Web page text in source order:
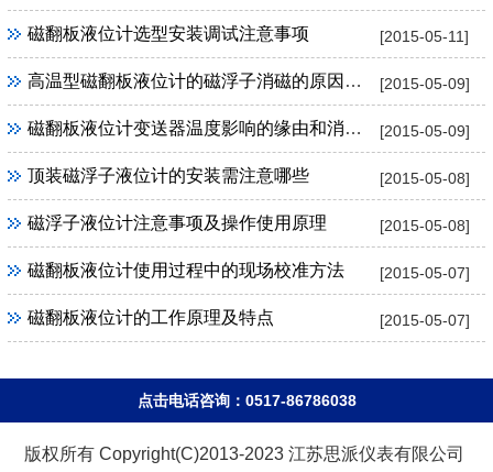
[2015-05-11]
磁翻板液位计选型安装调试注意事项
[2015-05-09]
高温型磁翻板液位计的磁浮子消磁的原因及解决
[2015-05-09]
磁翻板液位计变送器温度影响的缘由和消除办法
[2015-05-08]
顶装磁浮子液位计的安装需注意哪些
[2015-05-08]
磁浮子液位计注意事项及操作使用原理
[2015-05-07]
磁翻板液位计使用过程中的现场校准方法
[2015-05-07]
磁翻板液位计的工作原理及特点
点击电话咨询：0517-86786038
版权所有 Copyright(C)2013-2023 江苏思派仪表有限公司